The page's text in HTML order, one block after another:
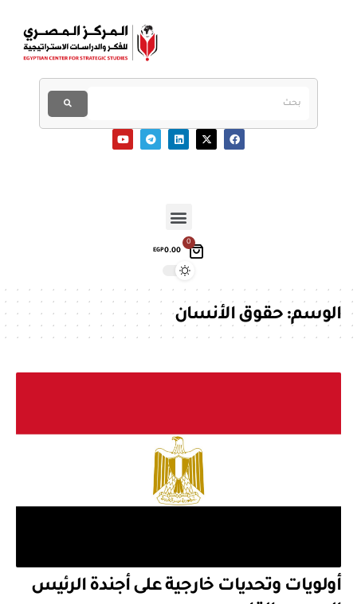
0
EGP0.00
الوسم:حقوق الأنسان
أولويات وتحديات خارجية على أجندة الرئيس